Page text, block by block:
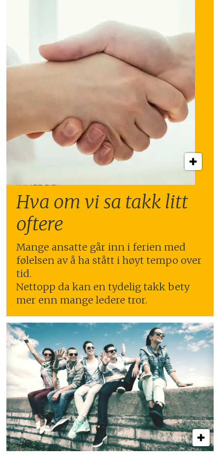
INNLEGG:
Hva om vi sa takk litt
oftere
Mange ansatte går inn i ferien med
følelsen av å ha stått i høyt tempo over
tid.
Nettopp da kan en tydelig takk bety
mer enn mange ledere tror.